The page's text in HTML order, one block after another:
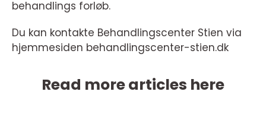
behandlings forløb.
Du kan kontakte Behandlingscenter Stien via
hjemmesiden behandlingscenter-stien.dk
Read more articles here